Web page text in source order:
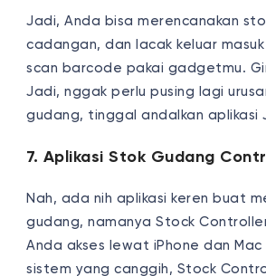
Jadi, Anda bisa merencanakan
cadangan, dan lacak keluar
scan barcode pakai gadgetmu.
Jadi, nggak perlu pusing lagi
gudang, tinggal andalkan aplikasi
7. Aplikasi Stok Gudang
Nah, ada nih aplikasi keren buat
gudang, namanya Stock
Anda akses lewat iPhone dan Mac
sistem yang canggih, Stock